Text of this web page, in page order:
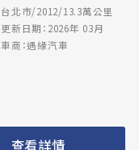
台北市/2012/13.3萬公里
更新日期：2026年 03月
車商：遇緣汽車
查看詳情